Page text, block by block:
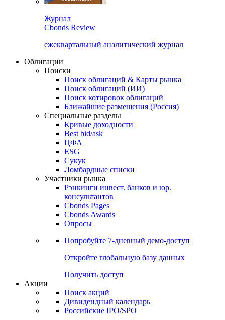
Журнал
Cbonds Review
ежеквартальный аналитический журнал
Облигации
Поиски
Поиск облигаций & Карты рынка
Поиск облигаций (ИИ)
Поиск котировок облигаций
Ближайшие размещения (Россия)
Специальные разделы
Кривые доходности
Best bid/ask
ЦФА
ESG
Сукук
Ломбардные списки
Участники рынка
Рэнкинги инвест. банков и юр.
консультантов
Cbonds Pages
Cbonds Awards
Опросы
Попробуйте 7-дневный демо-доступ
Откройте глобальную базу данных
Получить доступ
Акции
Поиск акций
Дивидендный календарь
Российские IPO/SPO